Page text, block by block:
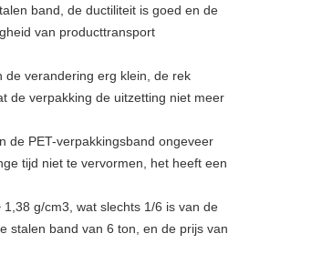
band, de ductiliteit is goed en de
van producttransport
de verandering erg klein, de rek
de verpakking de uitzetting niet meer
de PET-verpakkingsband ongeveer
tijd niet te vervormen, het heeft een
g/cm3, wat slechts 1/6 is van de
stalen band van 6 ton, en de prijs van